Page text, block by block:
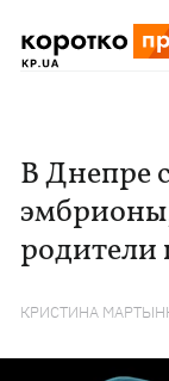
В Днепре
родители
КРИСТИНА